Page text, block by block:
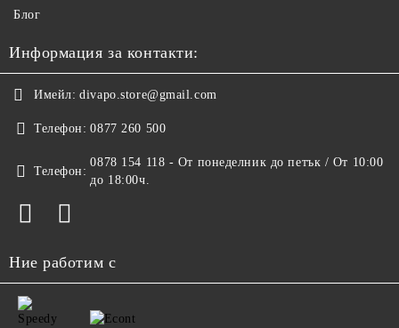
Блог
Информация за контакти:
Имейл: divapo.store@gmail.com
Телефон: 0877 260 500
Телефон:
0878 154 118 - От понеделник до петък / От 10:00
до 18:00ч.
Ние работим с